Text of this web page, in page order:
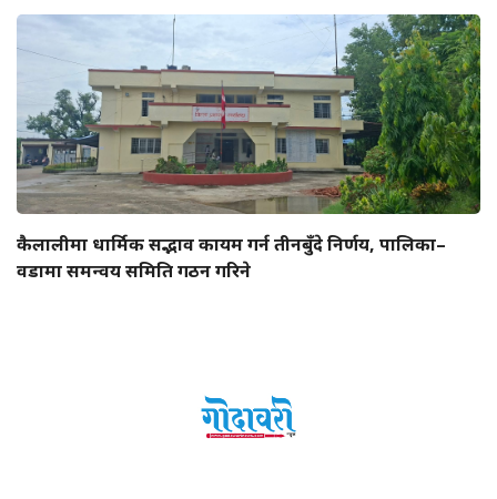
कैलालीमा धार्मिक सद्भाव कायम गर्न तीनबुँदे निर्णय, पालिका–
वडामा समन्वय समिति गठन गरिने